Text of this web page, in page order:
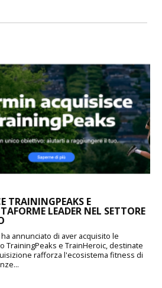
TRAININGPEAKS E
LEADER NEL SETTORE
ha annunciato di aver acquisito le
TrainingPeaks e TrainHeroic, destinate
rafforza l'ecosistema fitness di